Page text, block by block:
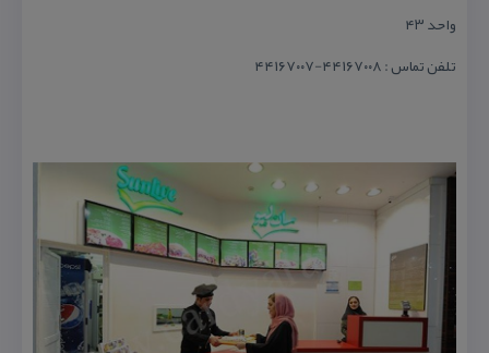
واحد ۴۳
تلفن تماس : ۴۴۱۶۷۰۰۸-۴۴۱۶۷۰۰۷